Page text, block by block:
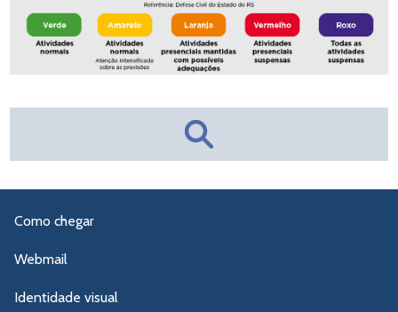
Como chegar
Webmail
Identidade visual